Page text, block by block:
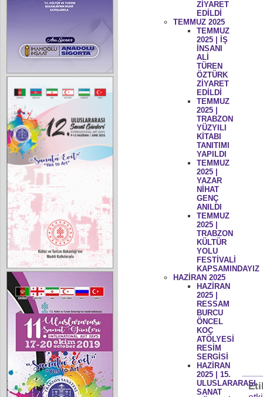
ZİYARET
EDİLDİ
TEMMUZ 2025
TEMMUZ
2025 | İŞ
İNSANI
ALİ
TÜREN
ÖZTÜRK
ZİYARET
EDİLDİ
TEMMUZ
2025 |
TRABZON
YÜZYILI
KİTABI
TANITIMI
YAPILDI
TEMMUZ
2025 |
YAZAR
NİHAT
GENÇ
ANILDI
TEMMUZ
2025 |
TRABZON
KÜLTÜR
YOLU
FESTİVALİ
KAPSAMINDAYIZ
HAZİRAN 2025
HAZİRAN
2025 |
RESSAM
BURCU
ÖNCEL
KOÇ
ATÖLYESİ
RESİM
SERGİSİ
HAZİRAN
2025 | 15.
ULUSLARARASI
SANAT